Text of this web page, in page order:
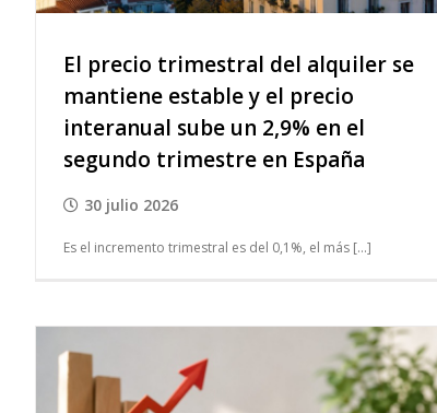
El precio trimestral del alquiler se
mantiene estable y el precio
interanual sube un 2,9% en el
segundo trimestre en España
30 julio 2026
Es el incremento trimestral es del 0,1%, el más [...]